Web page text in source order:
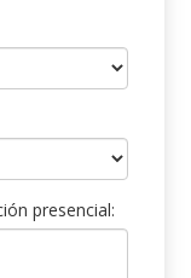
presencial: